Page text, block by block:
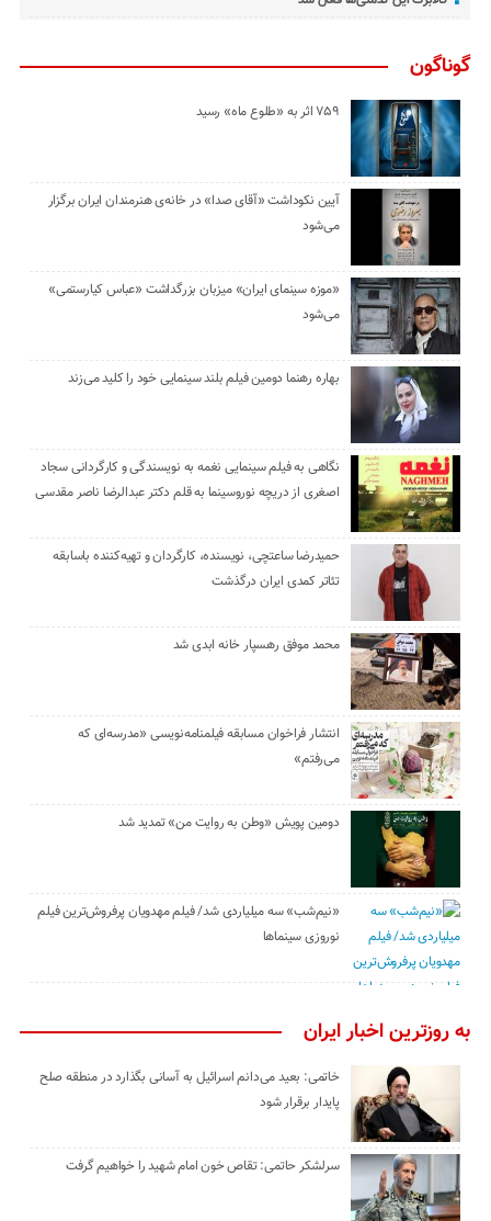
گوناگون
۷۵۹ اثر به «طلوع ماه» رسید
آیین نکوداشت «آقای صدا» در خانه‌ی هنرمندان ایران برگزار
می‌شود
«موزه سینمای ایران» میزبان بزرگداشت «عباس کیارستمی»
می‌شود
بهاره رهنما دومین فیلم بلند سینمایی خود را کلید می‌زند
نگاهی به فیلم سینمایی نغمه به نویسندگی و کارگردانی سجاد
اصغری از دریچه نوروسینما به قلم دکتر عبدالرضا ناصر مقدسی
حمیدرضا ساعتچی، نویسنده، کارگردان و تهیه‌کننده باسابقه
تئاتر کمدی ایران درگذشت
محمد موفق رهسپار خانه ابدی شد
انتشار فراخوان مسابقه فیلمنامه‌نویسی «مدرسه‌ای که
می‌رفتم»
دومین پویش «وطن به روایت من» تمدید شد
«نیم‌شب» سه میلیاردی شد/ فیلم مهدویان پرفروش‌ترین فیلم
نوروزی سینماها
به روزترین اخبار ایران
خاتمی: بعید می‌دانم اسرائیل به آسانی بگذارد در منطقه صلح
پایدار برقرار شود
سرلشکر حاتمی: تقاص خون امام شهید را خواهیم گرفت